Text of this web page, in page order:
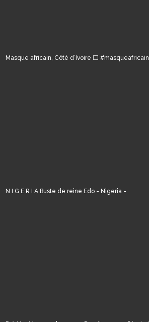
Masque africain, Côté d’Ivoire ⬜️ #masqueafricain
N I G E R I A Buste de reine Edo - Nigeria -